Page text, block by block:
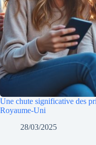
Une chute significative des
Royaume-Uni
28/03/2025